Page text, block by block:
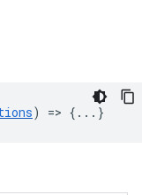
) => {...}